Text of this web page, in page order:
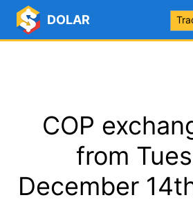
DOLAR
COP
from
December